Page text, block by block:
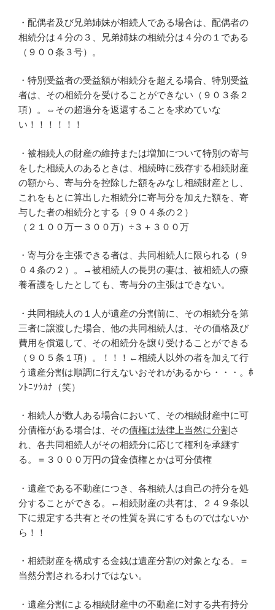
・配偶者及び兄弟姉妹が相続人である場合は、配偶者の
相続分は４分の３、兄弟姉妹の相続分は４分の１である
（９００条３号）。
・特別受益者の受益額が相続分を超える場合、特別受益
者は、その相続分を受けることができない（９０３条２
項）。⇔その超過分を返還することを求めていな
い！！！！！！
・被相続人の財産の維持または増加について特別の寄与
をした相続人のあるときは、相続時に残存する相続財産
の額から、寄与分を控除した額をみなし相続財産とし、
これをもとに算出した相続分に寄与分を加えた額を、寄
与した者の相続分とする（９０４条の２）
（２１００万ー３００万）÷３＋３００万
・寄与分を主張できる者は、共同相続人に限られる（９
０４条の２）。→被相続人の長男の妻は、被相続人の療
養看護をしたとしても、寄与分の主張はできない。
・共同相続人の１人が遺産の分割前に、その相続分を第
三者に譲渡した場合、他の共同相続人は、その価格及び
費用を償還して、その相続分を譲り受けることができる
（９０５条１項）。！！！←相続人以外の者を加えて行
う遺産分割は順調に行えないおそれがあるから・・・。ﾎ
ﾝﾄﾆｿｳｶﾅ（笑）
・相続人が数人ある場合において、その相続財産中に可
分債権がある場合は、その債権は法律上当然に分割 さ
れ、各共同相続人がその相続分に応じて権利を承継す
る。＝３０００万円の貸金債権とかは可分債権
・遺産である不動産につき、各相続人は自己の持分を処
分することができる。←相続財産の共有は、２４９条以
下に規定する共有とその性質を異にするものではないか
ら！！
・相続財産を構成する金銭は遺産分割の対象となる。＝
当然分割されるわけではない。
・遺産分割による相続財産中の不動産に対する共有持分